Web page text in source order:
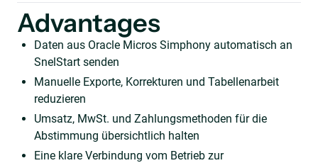
Advantages
Daten aus Oracle Micros Simphony automatisch an
SnelStart senden
Manuelle Exporte, Korrekturen und Tabellenarbeit
reduzieren
Umsatz, MwSt. und Zahlungsmethoden für die
Abstimmung übersichtlich halten
Eine klare Verbindung vom Betrieb zur